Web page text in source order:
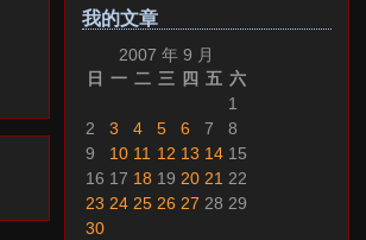
我的文章
2007 年 9 月
日 一 二 三 四 五 六
1
2
3 4 5 6 7
8
9
10 11 12 13 14 15
16 17 18 19 20 21 22
23 24 25 26 27 28 29
30